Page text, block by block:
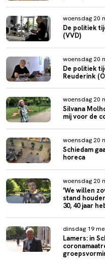
woensdag 20
De politiek
(VVD)
woensdag 20
De politiek
Reuderink
woensdag 20
Silvana
mij voor de
woensdag 20
Schiedam
horeca
woensdag 20
'We willen
stand
30, 40 jaar
dinsdag 19
Lamers: in